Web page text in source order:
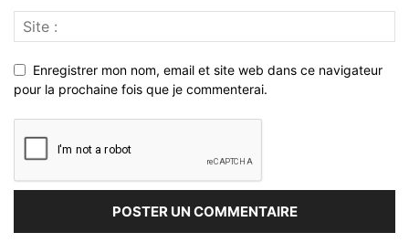
Enregistrer mon nom, email et site web dans ce navigateur
pour la prochaine fois que je commenterai.